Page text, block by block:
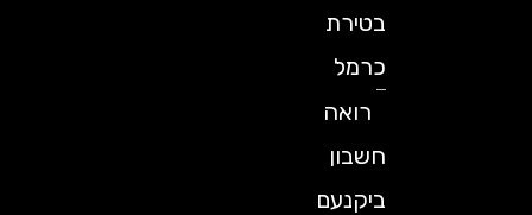
בטירת
כרמל
רואה
חשבון
ביקנעם